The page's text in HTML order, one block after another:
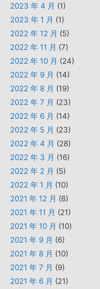
2023 年 4 月 (1)
2023 年 1 月 (1)
2022 年 12 月 (5)
2022 年 11 月 (7)
2022 年 10 月 (24)
2022 年 9 月 (14)
2022 年 8 月 (19)
2022 年 7 月 (23)
2022 年 6 月 (14)
2022 年 5 月 (23)
2022 年 4 月 (28)
2022 年 3 月 (16)
2022 年 2 月 (5)
2022 年 1 月 (10)
2021 年 12 月 (8)
2021 年 11 月 (21)
2021 年 10 月 (10)
2021 年 9 月 (6)
2021 年 8 月 (10)
2021 年 7 月 (9)
2021 年 6 月 (21)